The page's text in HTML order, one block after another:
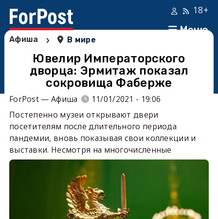
Меню
18+
Афиша › В мире
Ювелир Императорского
дворца: Эрмитаж показал
сокровища Фаберже
ForPost — Афиша
11/01/2021 - 19:06
Постепенно музеи открывают двери
посетителям после длительного периода
пандемии, вновь показывая свои коллекции и
выставки. Несмотря на многочисленные